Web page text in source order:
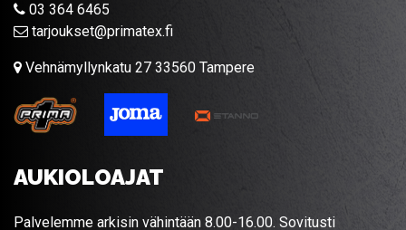
03 364 6465
tarjoukset@primatex.fi
Vehnämyllynkatu 27 33560 Tampere
AUKIOLOAJAT
Palvelemme arkisin vähintään 8.00-16.00. Sovitusti